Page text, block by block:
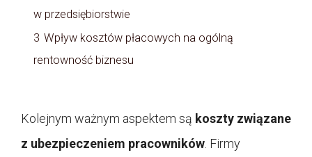
w przedsiębiorstwie
3 Wpływ kosztów płacowych na ogólną
rentowność biznesu
Kolejnym ważnym aspektem są koszty związane
z ubezpieczeniem pracowników. Firmy